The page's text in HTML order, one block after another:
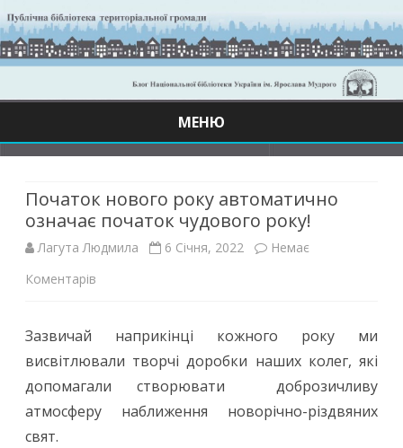
МЕНЮ
Початок нового року автоматично
означає початок чудового року!
Лагута Людмила 6 Січня, 2022
Немає
Коментарів
нового
автоматично
Зазвичай наприкінці кожного року ми
висвітлювали творчі доробки наших колег, які
допомагали створювати доброзичливу
атмосферу наближення новорічно-різдвяних
свят.